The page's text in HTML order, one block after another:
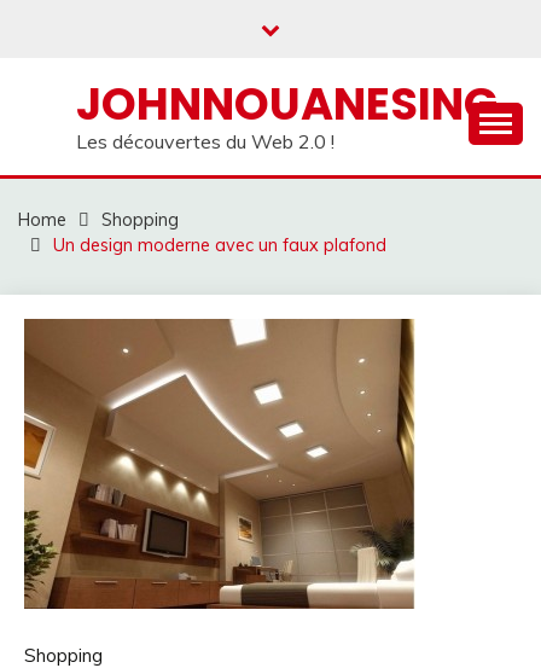
JOHNNOUANESING
Les découvertes du Web 2.0 !
Home
Shopping
Un design moderne avec un faux plafond
Shopping